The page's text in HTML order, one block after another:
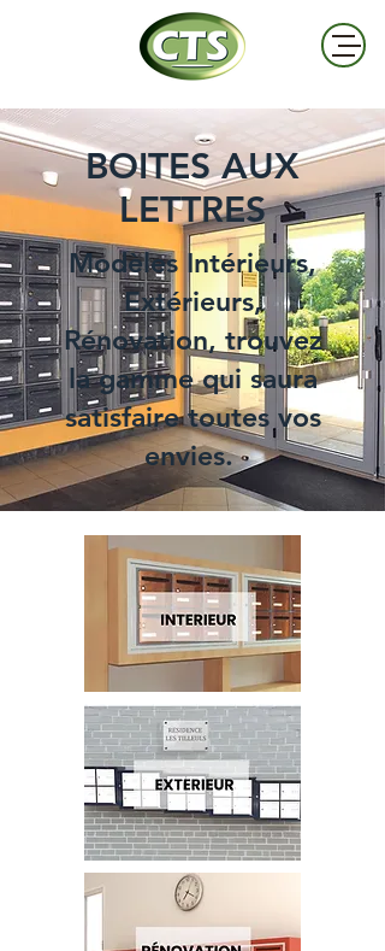
BOITES AUX
LETTRES
Modèles Intérieurs,
Extérieurs,
Rénovation, trouvez
la gamme qui saura
satisfaire toutes vos
envies.